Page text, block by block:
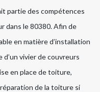
partie des compétences
dans le 80380. Afin de
en matière d’installation
vivier de couvreurs
en place de toiture,
de la toiture si